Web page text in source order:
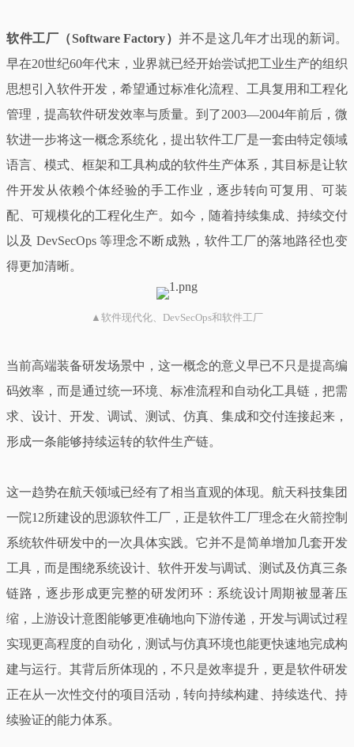
软件工厂（Software Factory） 并不是这几年才出现的新词。
早在20世纪60年代末，业界就已经开始尝试把工业生产的组织
思想引入软件开发，希望通过标准化流程、工具复用和工程化
管理，提高软件研发效率与质量。到了2003—2004年前后，微
软进一步将这一概念系统化，提出软件工厂是一套由特定领域
语言、模式、框架和工具构成的软件生产体系，其目标是让软
件开发从依赖个体经验的手工作业，逐步转向可复用、可装
配、可规模化的工程化生产。如今，随着持续集成、持续交付
以及 DevSecOps 等理念不断成熟，软件工厂的落地路径也变
得更加清晰。
▲软件现代化、DevSecOps和软件工厂
当前高端装备研发场景中，这一概念的意义早已不只是提高编
码效率，而是通过统一环境、标准流程和自动化工具链，把需
求、设计、开发、调试、测试、仿真、集成和交付连接起来，
形成一条能够持续运转的软件生产链。
这一趋势在航天领域已经有了相当直观的体现。航天科技集团
一院12所建设的思源软件工厂，正是软件工厂理念在火箭控制
系统软件研发中的一次具体实践。它并不是简单增加几套开发
工具，而是围绕系统设计、软件开发与调试、测试及仿真三条
链路，逐步形成更完整的研发闭环：系统设计周期被显著压
缩，上游设计意图能够更准确地向下游传递，开发与调试过程
实现更高程度的自动化，测试与仿真环境也能更快速地完成构
建与运行。其背后所体现的，不只是效率提升，更是软件研发
正在从一次性交付的项目活动，转向持续构建、持续迭代、持
续验证的能力体系。